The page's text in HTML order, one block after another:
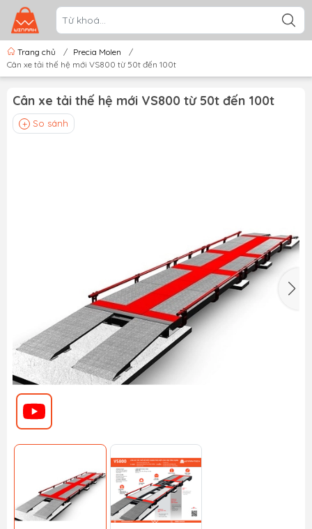
Trang chủ / Precia Molen
/
Cân xe tải thế hệ mới VS800 từ 50t đến 100t
Cân xe tải thế hệ mới VS800 từ 50t đến 100t
So sánh